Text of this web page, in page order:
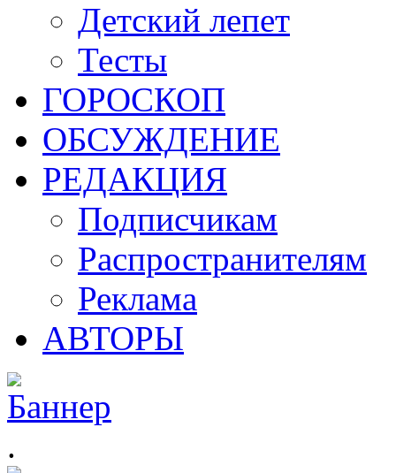
Детский лепет
Тесты
ГОРОСКОП
ОБСУЖДЕНИЕ
РЕДАКЦИЯ
Подписчикам
Распространителям
Реклама
АВТОРЫ
.